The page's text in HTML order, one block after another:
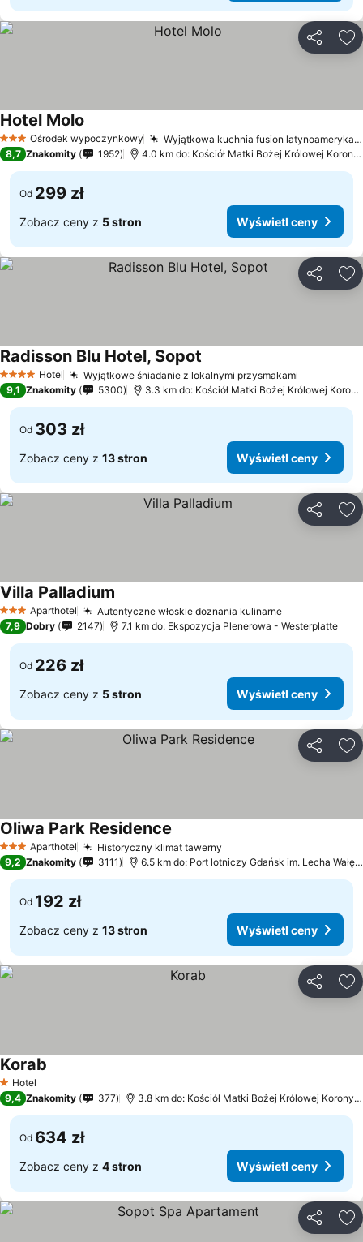
3 KategoriaOśrodek wypoczynkowy Wyjątkowa kuchnia fusion latynoamerykańsko-włosko-polska
Hotel Molo
8,7 Znakomity 1952 4.0 km do: Kościół Matki Bożej Królowej Korony Polskiej
Od 299 zł
Zobacz ceny z 5 stron Wyświetl ceny
4 KategoriaHotel Wyjątkowe śniadanie z lokalnymi przysmakami
Radisson Blu Hotel, Sopot
9,1 Znakomity 5300 3.3 km do: Kościół Matki Bożej Królowej Korony Polskiej
Od 303 zł
Zobacz ceny z 13 stron Wyświetl ceny
3 KategoriaAparthotel Autentyczne włoskie doznania kulinarne
Villa Palladium
7,9 Dobry 2147 7.1 km do: Ekspozycja Plenerowa - Westerplatte
Od 226 zł
Zobacz ceny z 5 stron Wyświetl ceny
3 KategoriaAparthotel Historyczny klimat tawerny
Oliwa Park Residence
9,2 Znakomity 3111 6.5 km do: Port lotniczy Gdańsk im. Lecha Wałęsy
Od 192 zł
Zobacz ceny z 13 stron Wyświetl ceny
1 Kategoria
Hotel
Korab
9,4 Znakomity 377 3.8 km do: Kościół Matki Bożej Królowej Korony Polskiej
Od 634 zł
Zobacz ceny z 4 stron Wyświetl ceny